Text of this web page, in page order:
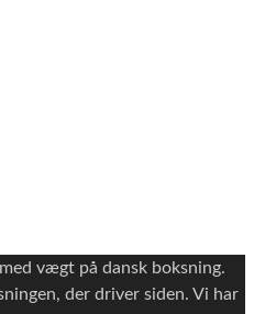
vægt på dansk boksning.
der driver siden. Vi har